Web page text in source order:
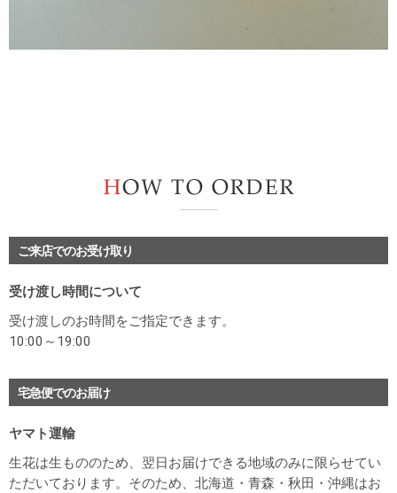
ご来店でのお受け取り
受け渡し時間について
受け渡しのお時間をご指定できます。
10:00～19:00
宅急便でのお届け
ヤマト運輸
生花は生もののため、翌日お届けできる地域のみに限らせてい
ただいております。そのため、北海道・青森・秋田・沖縄はお